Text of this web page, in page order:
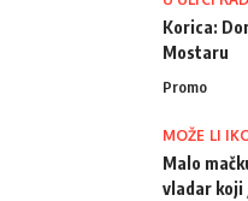
Korica:
Mostaru
Promo
MOŽE LI
Malo
vladar koji